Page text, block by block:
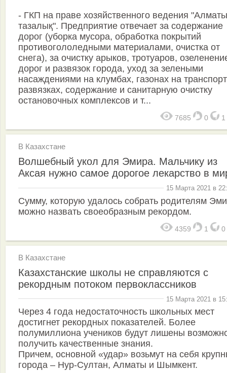
- ГКП на праве хозяйственного ведения "Алматы
тазалық". Предприятие отвечает за содержание
дорог (уборка мусора, обработка покрытий
противогололедными материалами, очистка от
снега), за очистку арыков, тротуаров,
дорог и развязок города, уход за зелеными
насаждениями на клумбах, газонах на
развязках, содержание и санитарную очистку
остановочных комплексов и т...
7685 0 1
В Казахстане
Волшебный укол для Эмира. Мальчику из
Аксая нужно самое дорогое лекарство в
15 Марта 2021 в
Сумму, которую удалось собрать родителям
можно назвать своеобразным рекордом.
4359 1 0
В Казахстане
Казахстанские школы не справляются с
рекордным потоком первоклассников
15 Марта 2021 в
Через 4 года недостаточность школьных мест
достигнет рекордных показателей. Более
полумиллиона учеников будут лишены
получить качественные знания.
Причем, основной «удар» возьмут на себя
города – Нур-Султан, Алматы и Шымкент.